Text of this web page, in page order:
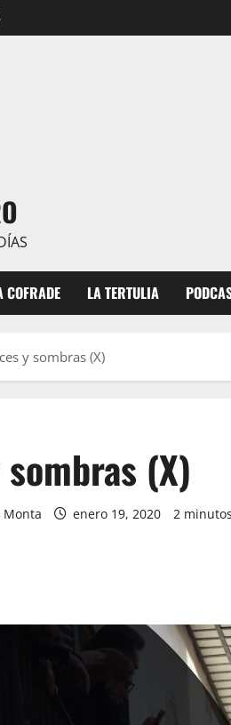
COFRADE LA TERTULIA
y sombras (X)
(X)
Monta enero 19, 2020 2